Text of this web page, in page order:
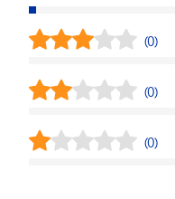
(0)
(0)
(0)